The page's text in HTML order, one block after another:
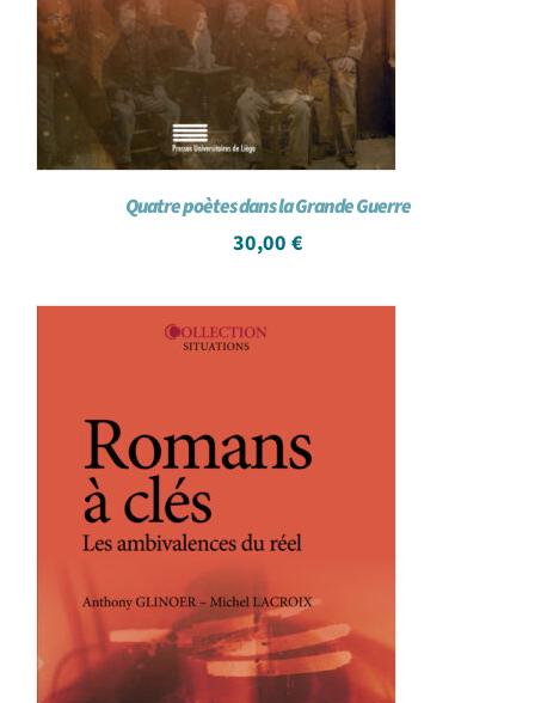
Quatre poètes dans la Grande Guerre
30,00 €